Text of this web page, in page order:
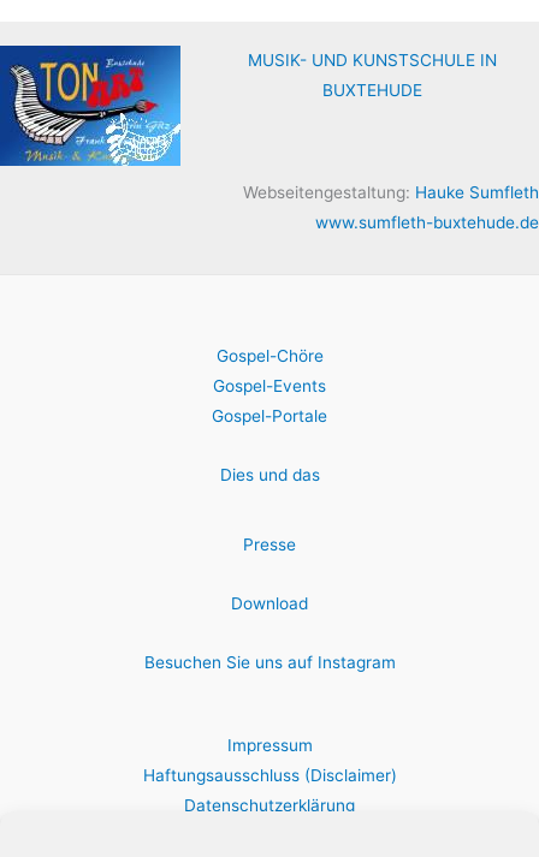
MUSIK- UND KUNSTSCHULE IN
BUXTEHUDE
Webseitengestaltung: Hauke Sumfleth
www.sumfleth-buxtehude.de
Gospel-Chöre
Gospel-Events
Gospel-Portale
Dies und das
Presse
Download
Besuchen Sie uns auf Instagram
Impressum
Haftungsausschluss (Disclaimer)
Datenschutzerklärung